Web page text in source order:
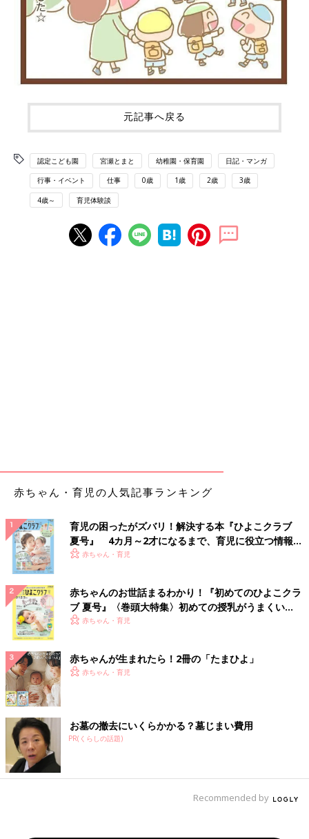
元記事へ戻る
認定こども園 宮瀬とまと 幼稚園・保育園 日記・マンガ
行事・イベント 仕事 0歳 1歳 2歳 3歳
4歳～ 育児体験談
赤ちゃん・育児の人気記事ランキング
育児の困ったがズバリ！解決する本『ひよこクラブ
夏号』 4カ月～2才になるまで、育児に役立つ情報が
いっぱい！
赤ちゃん・育児
赤ちゃんのお世話まるわかり！『初めてのひよこクラ
ブ 夏号』〈巻頭大特集〉初めての授乳がうまくい
く！ おっぱい・ミルクの基本と夏のトラブル 解決テ
赤ちゃん・育児
赤ちゃんが生まれたら！2冊の「たまひよ」
赤ちゃん・育児
お墓の撤去にいくらかかる？墓じまい費用
PR(くらしの話題)
Recommended by